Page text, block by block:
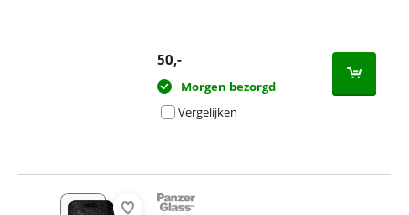
50,-
Morgen bezorgd
Vergelijken